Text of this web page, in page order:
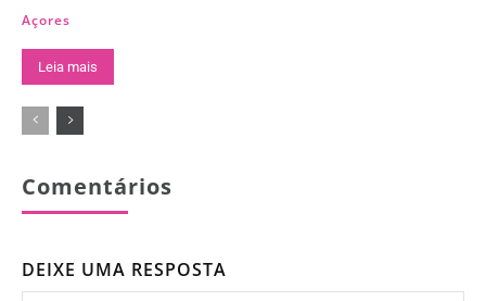
Açores
Leia mais
Comentários
DEIXE UMA RESPOSTA